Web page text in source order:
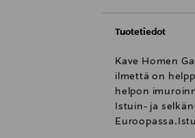
Tuotetiedot
Kave Homen
ilmettä on
helpon
Istuin- ja